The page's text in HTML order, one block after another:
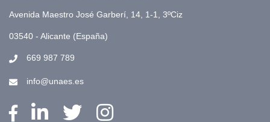
Avenida Maestro José Garberí, 14, 1-1, 3ºCiz
03540 - Alicante (España)
669 987 789
info@unaes.es